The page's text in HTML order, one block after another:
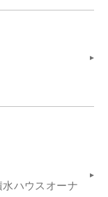
ハウスオーナ